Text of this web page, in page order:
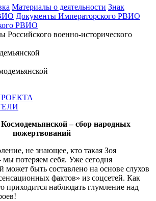
Материалы о деятельности Знак
Документы Императорского РВИО
РВИО
Российского военно-исторического
– сбор народных
пожертвований
не знающее, кто такая Зоя
мы потеряем себя. Уже сегодня
может быть составлено на основе слухов
фактов» из соцсетей. Как
приходится наблюдать глумление над